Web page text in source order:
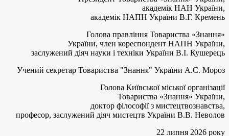
академік НАН України,
академік НАПН України В.Г. Кремень
Голова правління Товариства «Знання»
України, член кореспондент НАПН України,
заслужений діяч науки і техніки України В.І. Кушерець
Учений секретар Товариства "Знання" України А.С. Мороз
Голова Київської міської організації
Товариства «Знання» України,
доктор філософії з мистецтвознавства,
професор, заслужений діяч мистецтв України В.В. Неволов
22 липня 2026 року